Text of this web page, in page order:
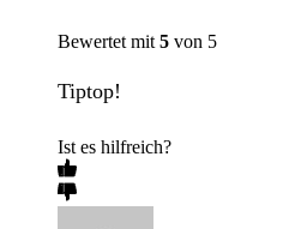
Bewertet mit 5 von 5
Tiptop!
Ist es hilfreich?